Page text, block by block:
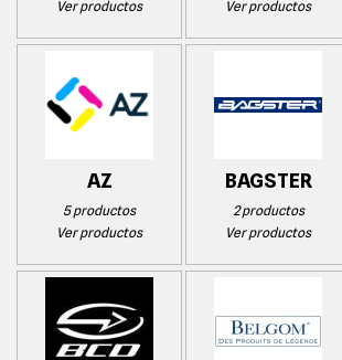
Ver productos
Ver productos
AZ
5 productos
Ver productos
BAGSTER
2 productos
Ver productos